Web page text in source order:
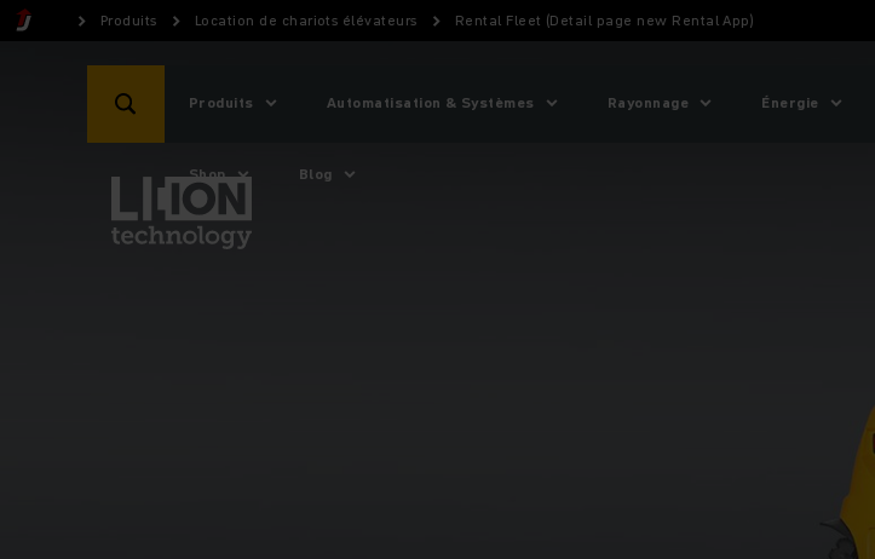
Produits Location de chariots élévateurs Rental Fleet (Detail page new Rental App)
Produits Automatisation & Systèmes Rayonnage Énergie
Shop Blog